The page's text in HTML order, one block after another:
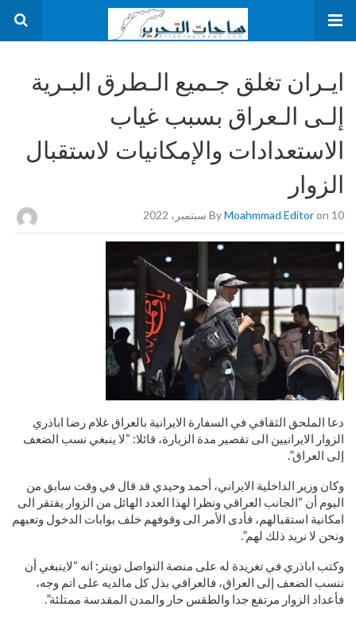
ايـران تغلق جـميع الـطرق البـرية
إلـى الـعراق بسبب غياب
الاستعدادات والإمكانيات لاستقبال
الزوار
ByMoahmmad Editoron 10 سبتمبر، 2022
دعا الملحق الثقافي في السفارة الايرانية بالعراق غلام رضا اباذري
الزوار الايرانيين الى تقصير مدة الزيارة، قائلا: “لا ينبغي نسب الضعف
إلى العراق”.
وكان وزير الداخلية الايراني، أحمد وحيدي قد قال في وقت سابق من
اليوم أن “الجانب العراقي ونظرا لهذا العدد الهائل من الزوار يفتقر الى
امكانية استقبالهم، فأدى الأمر الى وقوفهم خلف بوابات الدخول وتعبهم
ونحن لا نريد ذلك لهم”.
وكتب اباذري في تغريدة له على منصة التواصل تويتر: انه “لاينبغي أن
ننسب الضعف إلى العراق، فالعراقي بذل كل مالديه على اتم وجه،
فأعداد الزوار مرتفع جدا والطقس حار والمدن المقدسة ممتلئة”.